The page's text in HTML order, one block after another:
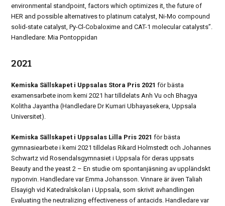
environmental standpoint, factors which optimizes it, the future of
HER and possible alternatives to platinum catalyst, Ni-Mo compound
solid-state catalyst, Py-Cl-Cobaloxime and CAT-1 molecular catalysts”.
Handledare: Mia Pontoppidan
2021
Kemiska Sällskapet i Uppsalas Stora Pris 2021 för bästa
examensarbete inom kemi 2021 har tilldelats Anh Vu och Bhagya
Kolitha Jayantha (Handledare Dr Kumari Ubhayasekera, Uppsala
Universitet).
Kemiska Sällskapet i Uppsalas Lilla Pris 2021för bästa
gymnasiearbete i kemi 2021 tilldelas Rikard Holmstedt och Johannes
Schwartz vid Rosendalsgymnasiet i Uppsala för deras uppsats
Beauty and the yeast 2 – En studie om spontanjäsning av uppländskt
nyponvin. Handledare var Emma Johansson. Vinnare är även Taliah
Elsayigh vid Katedralskolan i Uppsala, som skrivit avhandlingen
Evaluating the neutralizing effectiveness of antacids. Handledare var